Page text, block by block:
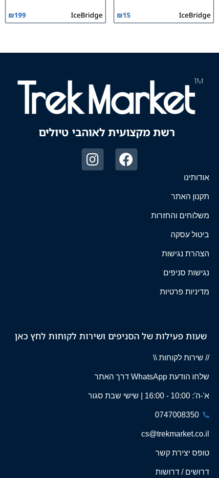
IceBridge
₪15
IceBridge
₪199
רשת מקצועית לאוהבי טיולים
אודותינו
תקנון האתר
משלוחים והחזרות
ביטול עסקה
הצהרת נגישות
נגישות סניפים
מדיניות פרטיות
שעות פעילות של הסניפים ושירות לקוחות לחץ כאן
// שירות לקוחות \\
שלחו הודעת WhatsApp דרך האתר
א'-ה': 10:00 - 16:00 | שישי שבת סגור
0747008350
cs@trekmarket.co.il
טופס יצירת קשר
דרושים / דרושות